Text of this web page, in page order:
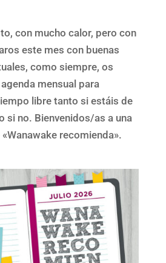
con mucho calor, pero con
este mes con buenas
como siempre, os
mensual para
libre tanto si estáis de
si no. Bienvenidos/as a una
recomienda».